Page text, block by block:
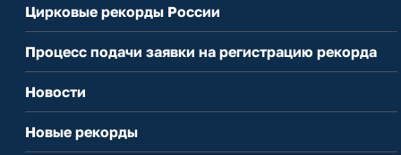
Цирковые рекорды России
Процесс подачи заявки на регистрацию рекорда
Новости
Новые рекорды